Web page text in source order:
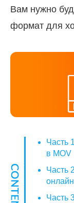
Вам нужно
формат для
Часть
в MOV
Часть
онлайн
Часть